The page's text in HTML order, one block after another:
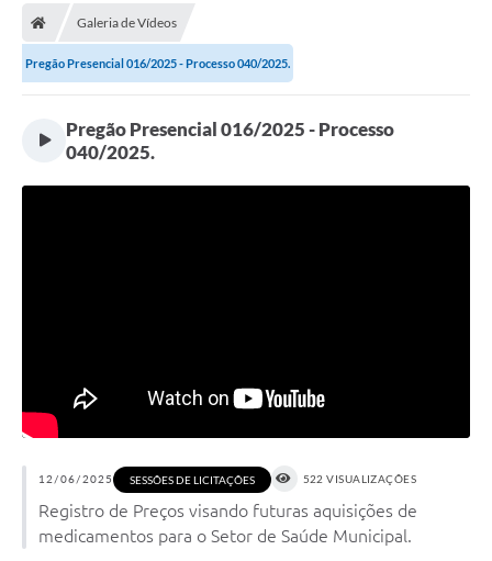
Galeria de Vídeos
Pregão Presencial 016/2025 - Processo 040/2025.
Pregão Presencial 016/2025 - Processo
040/2025.
12/06/2025 SESSÕES DE LICITAÇÕES 522 VISUALIZAÇÕES
Registro de Preços visando futuras aquisições de
medicamentos para o Setor de Saúde Municipal.